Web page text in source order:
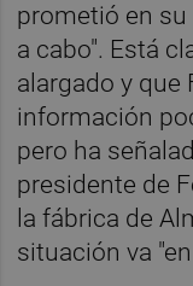
prometió en
a cabo". Está
alargado y que
información
pero ha
presidente de
la fábrica de
situación va